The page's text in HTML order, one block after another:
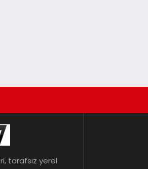
tarafsız yerel